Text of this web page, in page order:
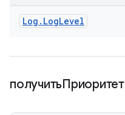
Log . LogLevel
получитьПриоритет